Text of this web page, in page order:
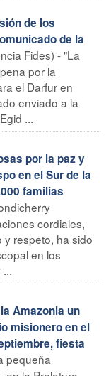
de los
de la
Fides) - "La
por la
el Darfur en
enviado a la
...
por la paz y
en el Sur de la
familias
cordiales,
respeto, ha sido
en los
Amazonia un
misionero en el
fiesta
pequeña